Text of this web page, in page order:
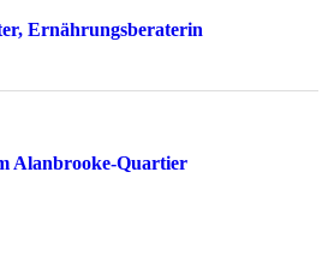
Ernährungsberaterin
Alanbrooke-Quartier